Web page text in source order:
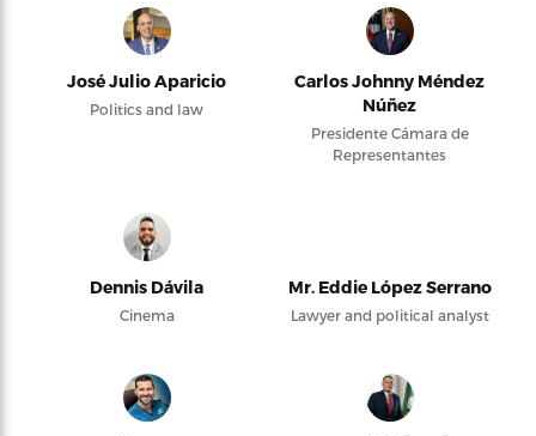
José Julio Aparicio
Politics and law
Carlos Johnny Méndez
Núñez
Presidente Cámara de
Representantes
Dennis Dávila
Cinema
Mr. Eddie López Serrano
Lawyer and political analyst